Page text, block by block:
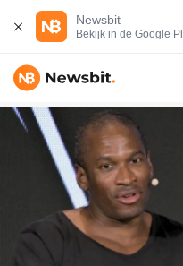
Newsbit
Bekijk in de Google